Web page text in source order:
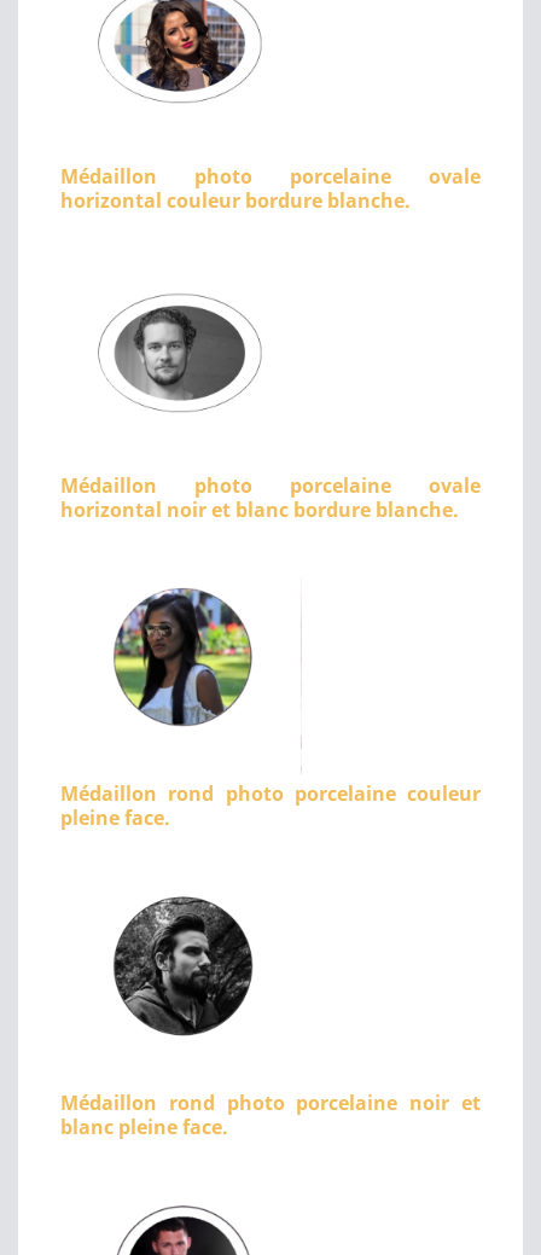
Médaillon photo porcelaine ovale
horizontal couleur bordure blanche.
Médaillon photo porcelaine ovale
horizontal noir et blanc bordure blanche.
Médaillon rond photo porcelaine couleur
pleine face.
Médaillon rond photo porcelaine noir et
blanc pleine face.